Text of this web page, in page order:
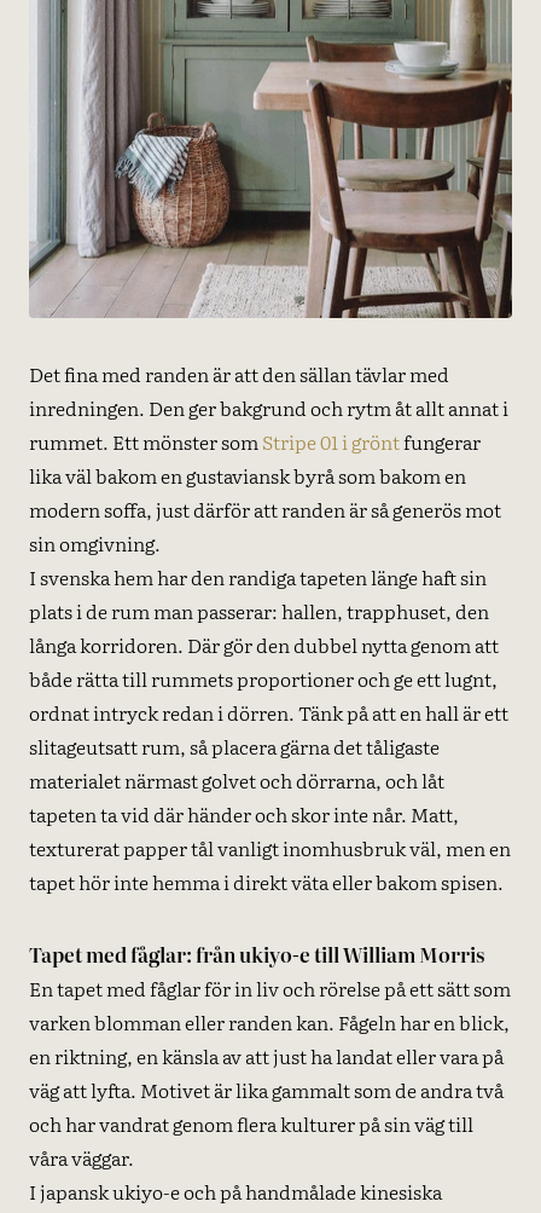
Det fina med randen är att den sällan tävlar med
inredningen. Den ger bakgrund och rytm åt allt annat i
rummet. Ett mönster som Stripe 01 i gröntfungerar
lika väl bakom en gustaviansk byrå som bakom en
modern soffa, just därför att randen är så generös mot
sin omgivning.
I svenska hem har den randiga tapeten länge haft sin
plats i de rum man passerar: hallen, trapphuset, den
långa korridoren. Där gör den dubbel nytta genom att
både rätta till rummets proportioner och ge ett lugnt,
ordnat intryck redan i dörren. Tänk på att en hall är ett
slitageutsatt rum, så placera gärna det tåligaste
materialet närmast golvet och dörrarna, och låt
tapeten ta vid där händer och skor inte når. Matt,
texturerat papper tål vanligt inomhusbruk väl, men en
tapet hör inte hemma i direkt väta eller bakom spisen.
Tapet med fåglar: från ukiyo-e till William Morris
En tapet med fåglar för in liv och rörelse på ett sätt som
varken blomman eller randen kan. Fågeln har en blick,
en riktning, en känsla av att just ha landat eller vara på
väg att lyfta. Motivet är lika gammalt som de andra två
och har vandrat genom flera kulturer på sin väg till
våra väggar.
I japansk ukiyo-e och på handmålade kinesiska